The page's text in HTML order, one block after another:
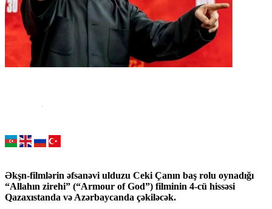
Əkşn-filmlərin əfsanəvi ulduzu Ceki Çanın baş rolu oynadığı
“Allahın zirehi” (“Armour of God”) filminin 4-cü hissəsi
Qazaxıstanda və Azərbaycanda çəkiləcək.